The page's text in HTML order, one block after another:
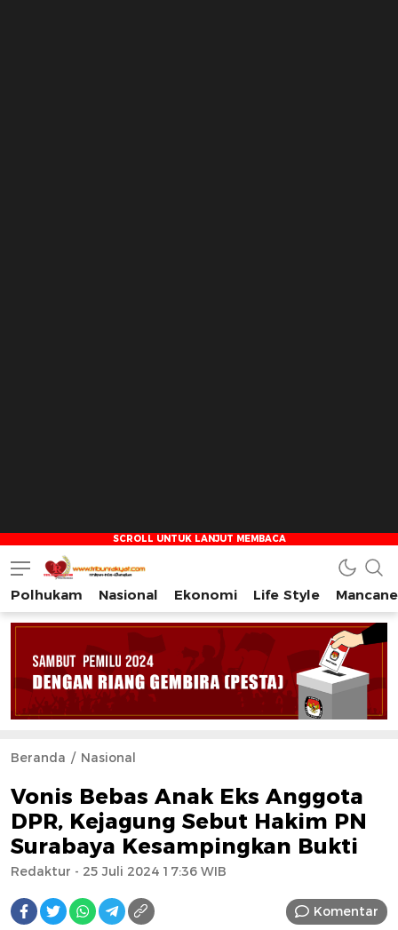
Tribun Rakyat
Tulus – Terdepan – Diharapkan
Polhukam Nasional Ekonomi Life Style
Beranda Nasional
Vonis Bebas Anak Eks Anggota
DPR, Kejagung Sebut Hakim PN
Surabaya Kesampingkan Bukti
Redaktur - 25 Juli 2024 17:36 WIB
Komentar